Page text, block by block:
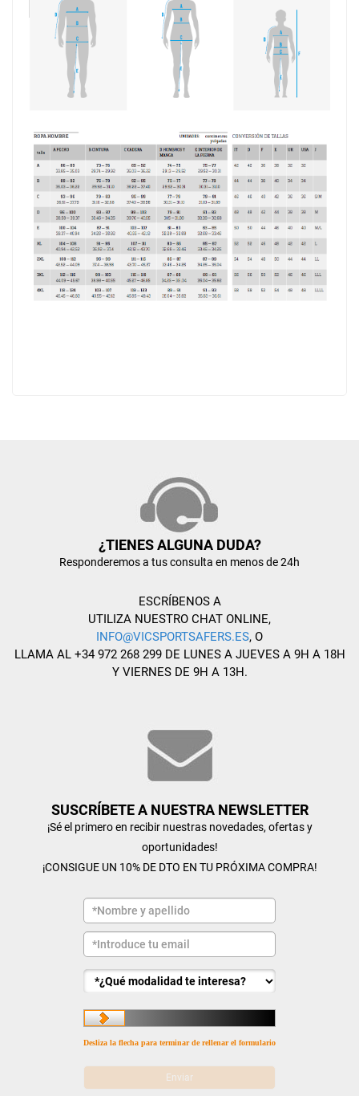
¿TIENES ALGUNA DUDA?
Responderemos a tus consulta en menos de 24h
ESCRÍBENOS A
UTILIZA NUESTRO CHAT ONLINE,
INFO@VICSPORTSAFERS.ES, O
LLAMA AL +34 972 268 299 DE LUNES A JUEVES A 9H A 18H
Y VIERNES DE 9H A 13H.
SUSCRÍBETE A NUESTRA NEWSLETTER
¡Sé el primero en recibir nuestras novedades, ofertas y
oportunidades!
¡CONSIGUE UN 10% DE DTO EN TU PRÓXIMA COMPRA!
Desliza la flecha para terminar de rellenar el formulario